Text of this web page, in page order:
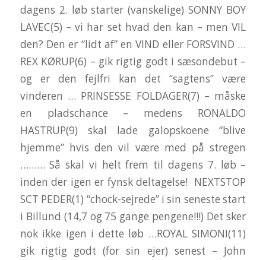
dagens 2. løb starter (vanskelige) SONNY BOY
LAVEC(5) – vi har set hvad den kan – men VIL
den? Den er “lidt af” en VIND eller FORSVIND …
REX KØRUP(6) – gik rigtig godt i sæsondebut –
og er den fejlfri kan det “sagtens” være
vinderen … PRINSESSE FOLDAGER(7) – måske
en pladschance – medens RONALDO
HASTRUP(9) skal lade galopskoene “blive
hjemme” hvis den vil være med på stregen
……… Så skal vi helt frem til dagens 7. løb –
inden der igen er fynsk deltagelse! NEXTSTOP
SCT PEDER(1) “chock-sejrede” i sin seneste start
i Billund (14,7 og 75 gange pengene!!!) Det sker
nok ikke igen i dette løb …ROYAL SIMONI(11)
gik rigtig godt (for sin ejer) senest – John